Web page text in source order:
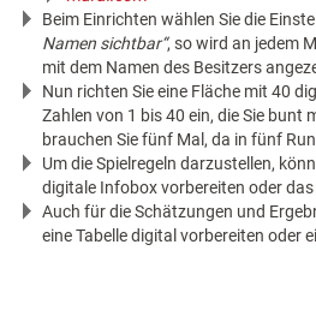
Beim Einrichten wählen Sie die
Namen sichtbar“, so wird an jedem
mit dem Namen des Besitzers
Nun richten Sie eine Fläche mit 40
Zahlen von 1 bis 40 ein, die Sie bunt
brauchen Sie fünf Mal, da in fünf
Um die Spielregeln darzustellen,
digitale Infobox vorbereiten oder
Auch für die Schätzungen und
eine Tabelle digital vorbereiten oder